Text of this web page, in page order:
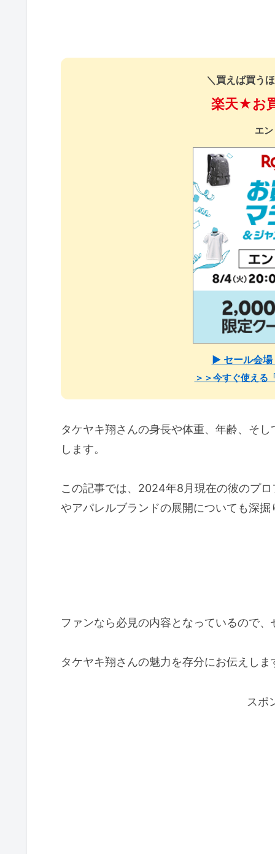
＼買えば買う
楽天★お
エ
▶ セール会場
＞＞今すぐ使える
タケヤキ翔さんの身長や体重、年齢、そ
します。
この記事では、2024年8月現在の彼のプ
やアパレルブランドの展開についても深
ファンなら必見の内容となっているので
タケヤキ翔さんの魅力を存分にお伝えしま
スポ